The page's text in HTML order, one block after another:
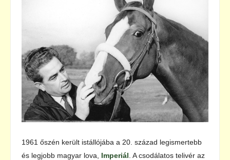
1961 őszén került istállójába a 20. század legismertebb
és legjobb magyar lova, Imperiál . A csodálatos telivér az